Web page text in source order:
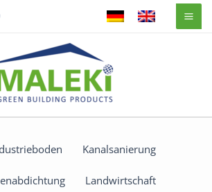
Kanalsanierung
Landwirtschaft